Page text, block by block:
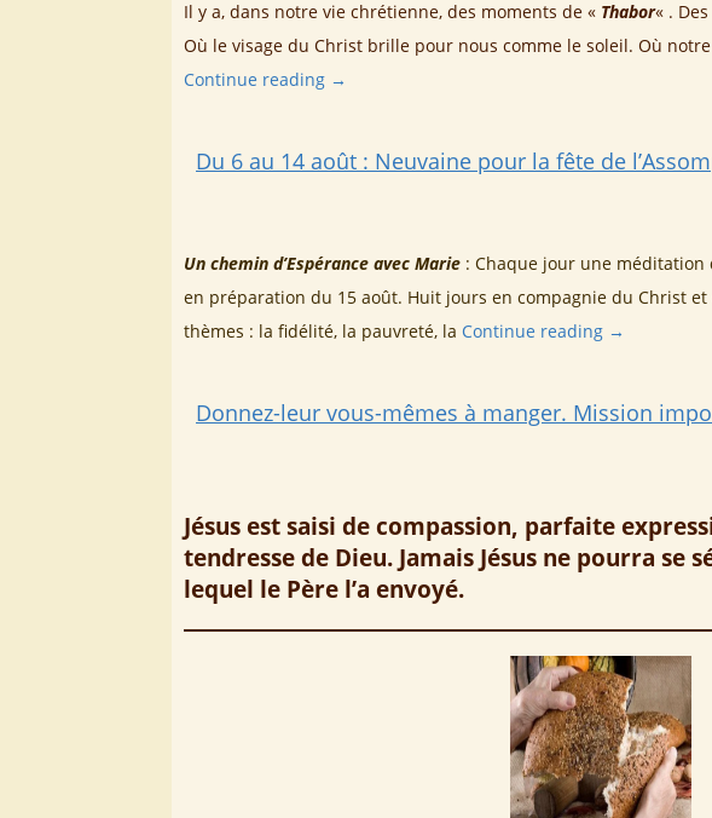
Il y a, dans notre vie chrétienne, des moments de « Thabor« .
Où le visage du Christ brille pour nous comme le soleil. Où
Continue reading →
Du 6 au 14 août : Neuvaine pour la fête de
Un chemin d’Espérance avec Marie : Chaque jour une
en préparation du 15 août. Huit jours en compagnie du Christ
thèmes : la fidélité, la pauvreté, la Continue reading →
Donnez-leur vous-mêmes à manger. Mission
Jésus est saisi de compassion, parfaite
tendresse de Dieu. Jamais Jésus ne pourra se
lequel le Père l’a envoyé.